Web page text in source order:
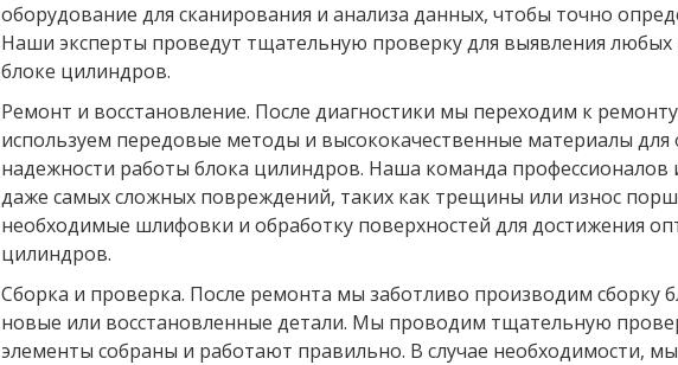
оборудование для сканирования и анализа данных, чтобы точно
Наши эксперты проведут тщательную проверку для выявления
блоке цилиндров.
Ремонт и восстановление. После диагностики мы переходим к
используем передовые методы и высококачественные материалы для
надежности работы блока цилиндров. Наша команда профессионалов
даже самых сложных повреждений, таких как трещины или износ
необходимые шлифовки и обработку поверхностей для достижения
цилиндров.
Сборка и проверка. После ремонта мы заботливо производим сборку
новые или восстановленные детали. Мы проводим тщательную
элементы собраны и работают правильно. В случае необходимости,